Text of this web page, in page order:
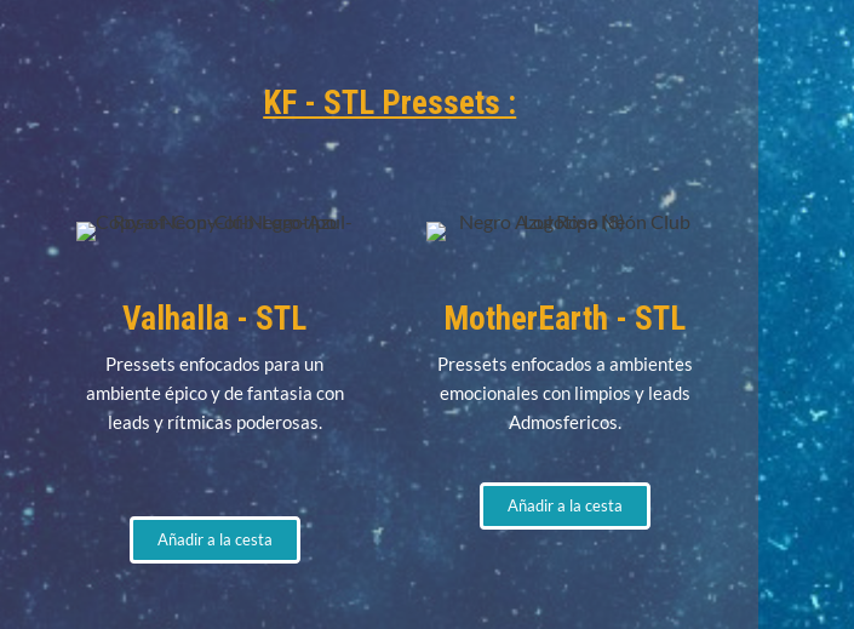
KF - STL Pressets :
Valhalla - STL
Pressets enfocados para un
ambiente épico y de fantasia con
leads y rítmicas poderosas.
Añadir a la cesta
MotherEarth - STL
Pressets enfocados a ambientes
emocionales con limpios y leads
Admosfericos.
Añadir a la cesta